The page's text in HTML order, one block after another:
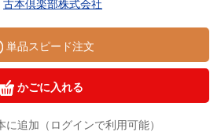
古本倶楽部株式会社
単品スピード注文
かごに入れる
に追加（ログインで利用可能）